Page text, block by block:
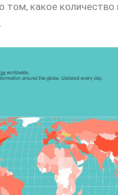
том, какое